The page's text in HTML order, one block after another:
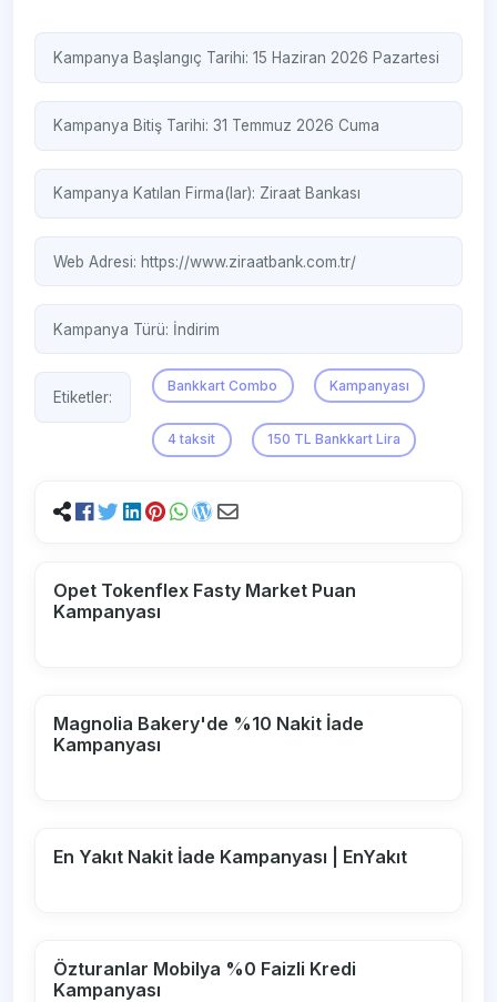
Kampanya Başlangıç Tarihi: 15 Haziran 2026 Pazartesi
Kampanya Bitiş Tarihi: 31 Temmuz 2026 Cuma
Kampanya Katılan Firma(lar): Ziraat Bankası
Web Adresi:https://www.ziraatbank.com.tr/
Kampanya Türü: İndirim
Etiketler:
Bankkart Combo Kampanyası
4 taksit 150 TL Bankkart Lira
Opet Tokenflex Fasty Market Puan
Kampanyası
Magnolia Bakery'de %10 Nakit İade
Kampanyası
En Yakıt Nakit İade Kampanyası | EnYakıt
Özturanlar Mobilya %0 Faizli Kredi
Kampanyası